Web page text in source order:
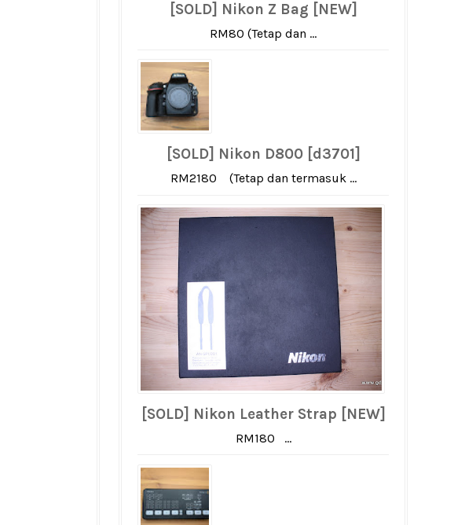
[SOLD] Nikon Z Bag [NEW]
RM80 (Tetap dan ...
[SOLD] Nikon D800 [d3701]
RM2180 (Tetap dan termasuk ...
[SOLD] Nikon Leather Strap [NEW]
RM180 ...